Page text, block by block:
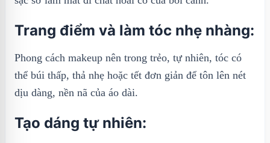
Trang điểm và làm tóc nhẹ nhàng:
Phong cách makeup nên trong trẻo, tự nhiên, tóc có
thể búi thấp, thả nhẹ hoặc tết đơn giản để tôn lên nét
dịu dàng, nền nã của áo dài.
Tạo dáng tự nhiên: